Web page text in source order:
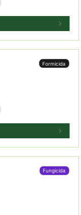
Formicida
Fungicida